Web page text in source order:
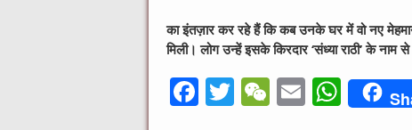
का इंतज़ार कर रहे हैं कि कब उनके घर में वो नए मेहमान
मिली। लोग उन्हें इसके किरदार ‘संध्या राठी’ के नाम
F
T
W E
W